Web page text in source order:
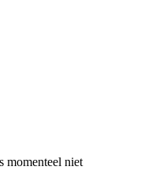
momenteel niet